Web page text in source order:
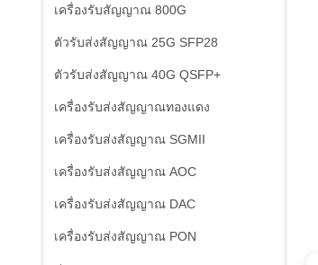
เครื่องรับสัญญาณ 800G
ตัวรับส่งสัญญาณ 25G SFP28
ตัวรับส่งสัญญาณ 40G QSFP+
เครื่องรับส่งสัญญาณทองแดง
เครื่องรับส่งสัญญาณ SGMII
เครื่องรับส่งสัญญาณ AOC
เครื่องรับส่งสัญญาณ DAC
เครื่องรับส่งสัญญาณ PON